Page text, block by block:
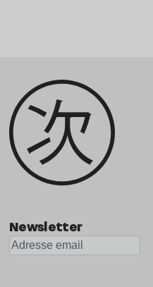
Newsletter